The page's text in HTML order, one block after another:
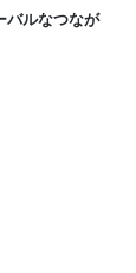
バルなつなが